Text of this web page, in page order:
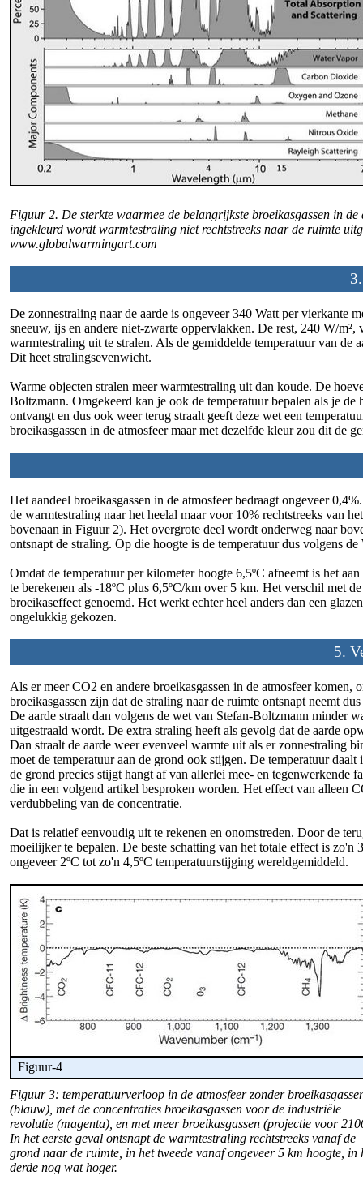
Figuur 2. De sterkte waarmee de belangrijkste broeikasgassen in
ingekleurd wordt warmtestraling niet rechtstreeks naar de ruimte
www.globalwarmingart.com
De zonnestraling naar de aarde is ongeveer 340 Watt per vierkante
sneeuw, ijs en andere niet-zwarte oppervlakken. De rest, 240 W/
warmtestraling uit te stralen. Als de gemiddelde temperatuur van de
Dit heet stralingsevenwicht.
Warme objecten stralen meer warmtestraling uit dan koude. De
Boltzmann. Omgekeerd kan je ook de temperatuur bepalen als je
ontvangt en dus ook weer terug straalt geeft deze wet een
broeikasgassen in de atmosfeer maar met dezelfde kleur zou dit de
Het aandeel broeikasgassen in de atmosfeer bedraagt ongeveer
de warmtestraling naar het heelal maar voor 10% rechtstreeks van
bovenaan in Figuur 2). Het overgrote deel wordt onderweg naar
ontsnapt de straling. Op die hoogte is de temperatuur dus volgens
Omdat de temperatuur per kilometer hoogte 6,5ºC afneemt is het
te berekenen als -18ºC plus 6,5ºC/km over 5 km. Het verschil met
broeikaseffect genoemd. Het werkt echter heel anders dan een
ongelukkig gekozen.
5.
Als er meer CO2 en andere broeikasgassen in de atmosfeer
broeikasgassen zijn dat de straling naar de ruimte ontsnapt neemt
De aarde straalt dan volgens de wet van Stefan-Boltzmann minder
uitgestraald wordt. De extra straling heeft als gevolg dat de aarde
Dan straalt de aarde weer evenveel warmte uit als er zonnestraling
moet de temperatuur aan de grond ook stijgen. De temperatuur
de grond precies stijgt hangt af van allerlei mee- en tegenwerkende
die in een volgend artikel besproken worden. Het effect van alleen
verdubbeling van de concentratie.
Dat is relatief eenvoudig uit te rekenen en onomstreden. Door de
moeilijker te bepalen. De beste schatting van het totale effect is
ongeveer 2ºC tot zo'n 4,5ºC temperatuurstijging wereldgemiddeld.
Figuur-4
Figuur 3: temperatuurverloop in de atmosfeer zonder
(blauw), met de concentraties broeikasgassen voor de industriële
revolutie (magenta), en met meer broeikasgassen (projectie voor
In het eerste geval ontsnapt de warmtestraling rechtstreeks vanaf de
grond naar de ruimte, in het tweede vanaf ongeveer 5 km hoogte, in
derde nog wat hoger.